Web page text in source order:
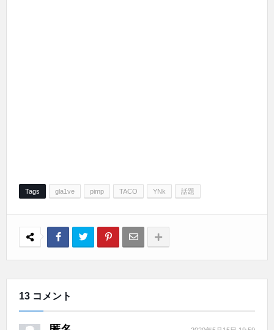
Tags gla1ve pimp TACO YNk 話題
13 コメント